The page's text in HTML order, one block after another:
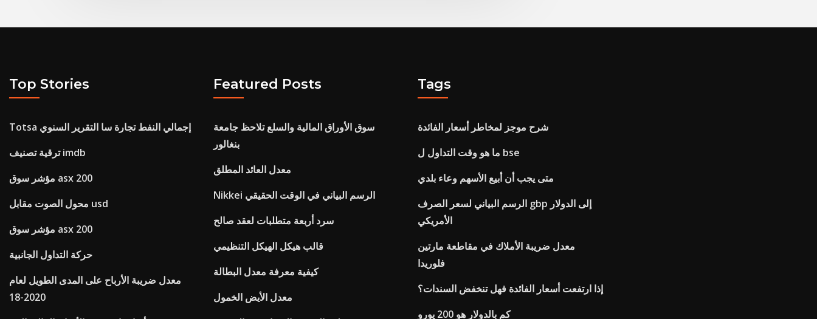
Top Stories
Totsa إجمالي النفط تجارة سا التقرير السنوي
ترقية تصنيف imdb
مؤشر سوق asx 200
محول الصوت مقابل usd
مؤشر سوق asx 200
حركة التداول الجانبية
معدل ضريبة الأرباح على المدى الطويل لعام
2020-18
Featured Posts
سوق الأوراق المالية والسلع تلاحظ جامعة
بنغالور
معدل العائد المطلق
Nikkei الرسم البياني في الوقت الحقيقي
سرد أربعة متطلبات لعقد صالح
قالب هيكل الهيكل التنظيمي
كيفية معرفة معدل البطالة
معدل الأيض الخمول
Tags
شرح موجز لمخاطر أسعار الفائدة
ما هو وقت التداول ل bse
متى يجب أن أبيع الأسهم وعاء بلدي
الرسم البياني لسعر الصرف gbp إلى الدولار
الأمريكي
معدل ضريبة الأملاك في مقاطعة مارتين
فلوريدا
إذا ارتفعت أسعار الفائدة فهل تنخفض السندات؟
كم بالدولار هو 200 يورو